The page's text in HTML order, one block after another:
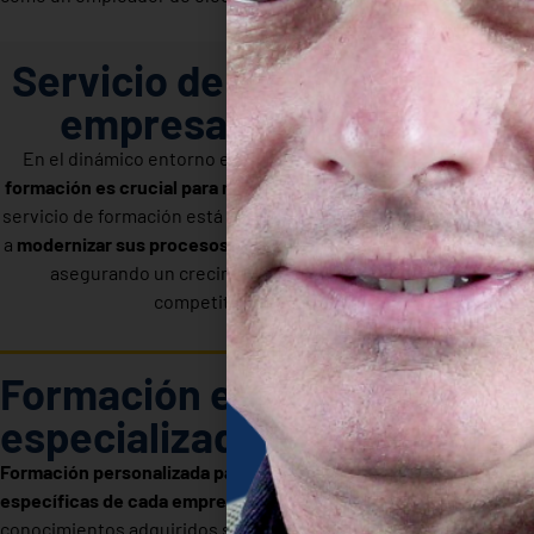
Servicio de formación para
empresas en Valencia
En el dinámico entorno empresarial de Valencia,
invertir en
formación es crucial para mantenerse a la vanguardia. Nuestro
servicio de formación está diseñado para ayudar a las empresas
a modernizar sus procesosy optimizar el desarrollo del talento
asegurando un crecimiento sostenible y una ventaja
competitiva en el mercado.
Formación empresarial
especializada en Valencia
Formación personalizada para adaptarse a las necesidades
específicas de cada empresa, garantizando que los
conocimientos adquiridos sean aplicables y relevantes para tu